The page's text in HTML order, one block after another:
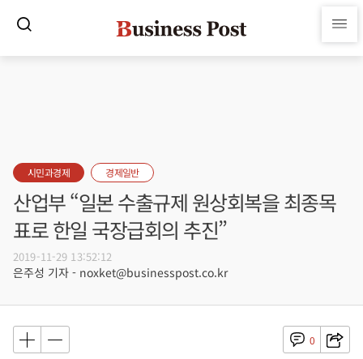
시민과경제 경제일반
산업부 “일본 수출규제 원상회복을 최종목
표로 한일 국장급회의 추진”
2019-11-29 13:52:12
은주성 기자 - noxket@businesspost.co.kr
0